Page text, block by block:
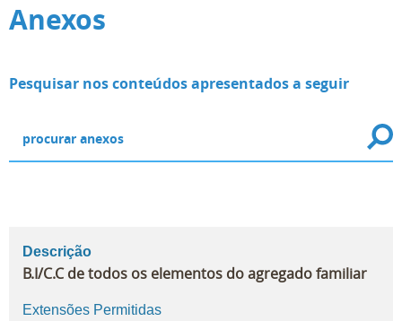
Anexos
Pesquisar nos conteúdos apresentados a seguir
Descrição
B.I/C.C de todos os elementos do agregado familiar
Extensões Permitidas